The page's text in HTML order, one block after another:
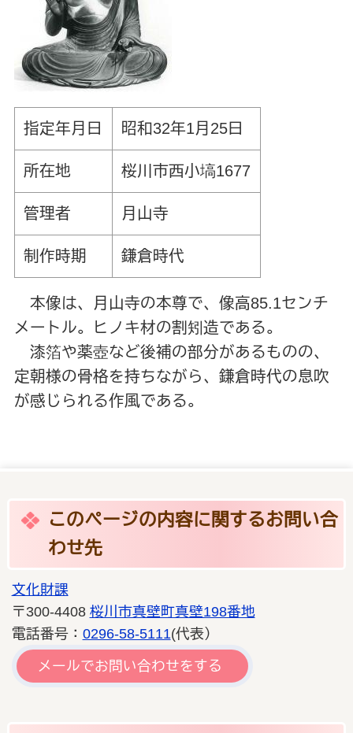
指定年月日 昭和32年1月25日
所在地 桜川市西小塙1677
管理者 月山寺
制作時期 鎌倉時代
本像は、月山寺の本尊で、像高85.1センチ
メートル。ヒノキ材の割矧造である。
漆箔や薬壺など後補の部分があるものの、
定朝様の骨格を持ちながら、鎌倉時代の息吹
が感じられる作風である。
このページの内容に関するお問い合
わせ先
文化財課
〒300-4408 桜川市真壁町真壁198番地
電話番号： 0296-58-5111(代表）
メールでお問い合わせをする